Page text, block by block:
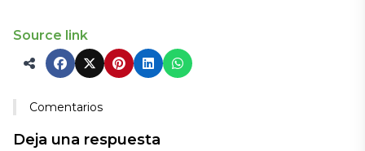
Source link
Comentarios
Deja una respuesta